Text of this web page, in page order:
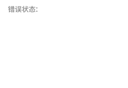
错误状态：